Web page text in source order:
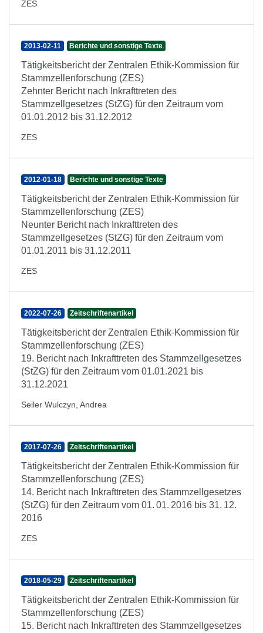
ZES
2013-02-11 Berichte und sonstige Texte
Tätigkeitsbericht der Zentralen Ethik-Kommission für
Stammzellenforschung (ZES)
Zehnter Bericht nach Inkrafttreten des
Stammzellgesetzes (StZG) für den Zeitraum vom
01.01.2012 bis 31.12.2012
ZES
2012-01-18 Berichte und sonstige Texte
Tätigkeitsbericht der Zentralen Ethik-Kommission für
Stammzellenforschung (ZES)
Neunter Bericht nach Inkrafttreten des
Stammzellgesetzes (StZG) für den Zeitraum vom
01.01.2011 bis 31.12.2011
ZES
2022-07-26 Zeitschriftenartikel
Tätigkeitsbericht der Zentralen Ethik-Kommission für
Stammzellenforschung (ZES)
19. Bericht nach Inkrafttreten des Stammzellgesetzes
(StZG) für den Zeitraum vom 01.01.2021 bis
31.12.2021
Seiler Wulczyn, Andrea
2017-07-26 Zeitschriftenartikel
Tätigkeitsbericht der Zentralen Ethik-Kommission für
Stammzellenforschung (ZES)
14. Bericht nach Inkrafttreten des Stammzellgesetzes
(StZG) für den Zeitraum vom 01. 01. 2016 bis 31. 12.
2016
ZES
2018-05-29 Zeitschriftenartikel
Tätigkeitsbericht der Zentralen Ethik-Kommission für
Stammzellenforschung (ZES)
15. Bericht nach Inkrafttreten des Stammzellgesetzes